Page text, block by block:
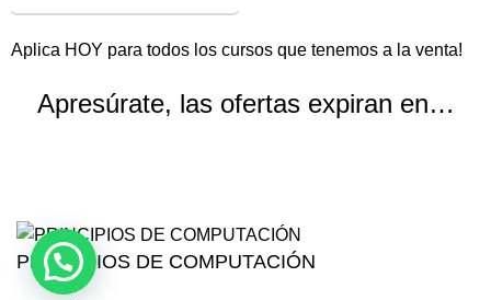
Aplica HOY para todos los cursos que tenemos a la venta!
Apresúrate, las ofertas expiran en…
PRINCIPIOS DE COMPUTACIÓN